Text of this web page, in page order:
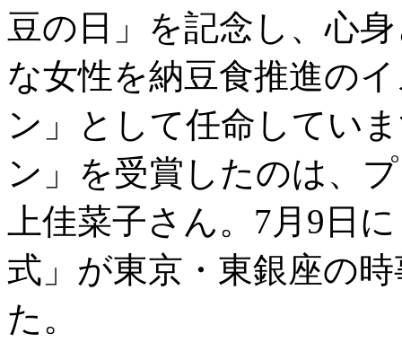
豆の日」を記念し、心
な女性を納豆食推進の
ン」として任命してい
ン」を受賞したのは、
上佳菜子さん。7月9日
式」が東京・東銀座の
た。